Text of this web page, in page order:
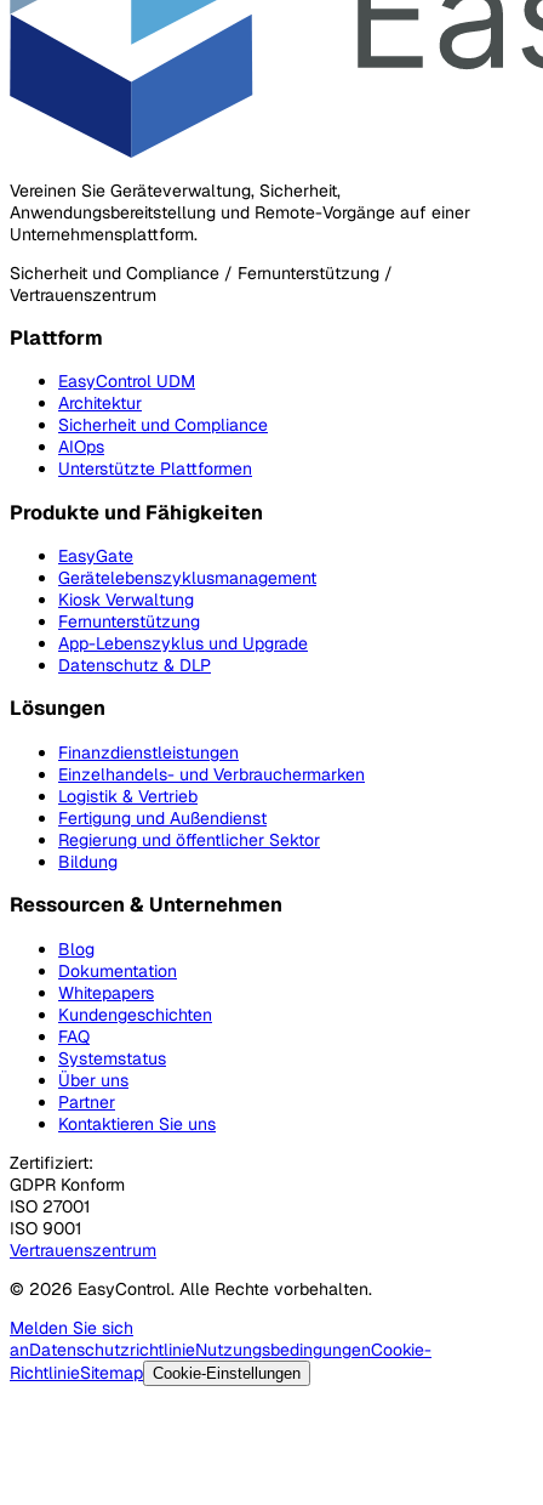
Vereinen Sie Geräteverwaltung, Sicherheit,
Anwendungsbereitstellung und Remote-Vorgänge auf einer
Unternehmensplattform.
Sicherheit und Compliance / Fernunterstützung /
Vertrauenszentrum
Plattform
EasyControl UDM
Architektur
Sicherheit und Compliance
AIOps
Unterstützte Plattformen
Produkte und Fähigkeiten
EasyGate
Gerätelebenszyklusmanagement
Kiosk Verwaltung
Fernunterstützung
App-Lebenszyklus und Upgrade
Datenschutz & DLP
Lösungen
Finanzdienstleistungen
Einzelhandels- und Verbrauchermarken
Logistik & Vertrieb
Fertigung und Außendienst
Regierung und öffentlicher Sektor
Bildung
Ressourcen & Unternehmen
Blog
Dokumentation
Whitepapers
Kundengeschichten
FAQ
Systemstatus
Über uns
Partner
Kontaktieren Sie uns
Zertifiziert:
GDPR Konform
ISO 27001
ISO 9001
Vertrauenszentrum
© 2026 EasyControl. Alle Rechte vorbehalten.
Melden Sie sich
anDatenschutzrichtlinieNutzungsbedingungenCookie-
RichtlinieSitemap Cookie-Einstellungen